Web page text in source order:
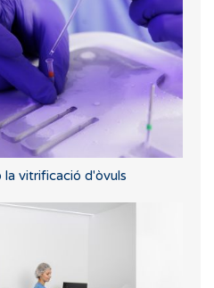
vitrificació d'òvuls